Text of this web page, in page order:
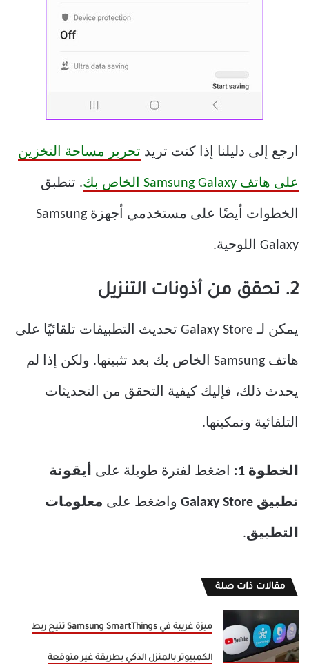
ارجع إلى دليلنا إذا كنت تريد تحرير مساحة التخزين
على هاتف Samsung Galaxy الخاص بك . تنطبق
الخطوات أيضًا على مستخدمي أجهزة Samsung
Galaxy اللوحية.
2. تحقق من أذونات التنزيل
يمكن لـ Galaxy Store تحديث التطبيقات تلقائيًا على
هاتف Samsung الخاص بك بعد تثبيتها. ولكن إذا لم
يحدث ذلك، فإليك كيفية التحقق من التحديثات
التلقائية وتمكينها.
الخطوة 1: اضغط لفترة طويلة على أيقونة
تطبيق Galaxy Store واضغط على معلومات
التطبيق.
مقالات ذات صلة
ميزة غريبة في Samsung SmartThings تتيح ربط
الكمبيوتر بالمنزل الذكي بطريقة غير متوقعة